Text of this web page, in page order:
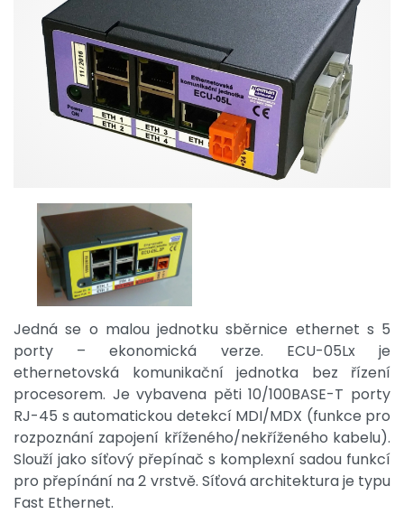
Jedná se o malou jednotku sběrnice ethernet s 5
porty – ekonomická verze. ECU-05Lx je
ethernetovská komunikační jednotka bez řízení
procesorem. Je vybavena pěti 10/100BASE-T porty
RJ-45 s automatickou detekcí MDI/MDX (funkce pro
rozpoznání zapojení kříženého/nekříženého kabelu).
Slouží jako síťový přepínač s komplexní sadou funkcí
pro přepínání na 2 vrstvě. Síťová architektura je typu
Fast Ethernet.